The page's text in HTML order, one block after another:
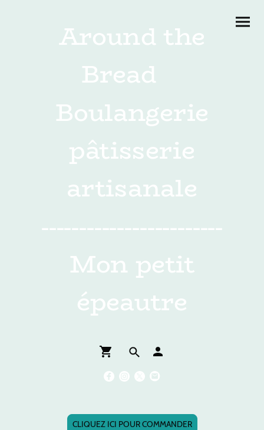
Around the
Bread
Boulangerie
pâtisserie
artisanale
------------------------
Mon petit
épeautre
CLIQUEZ ICI POUR COMMANDER